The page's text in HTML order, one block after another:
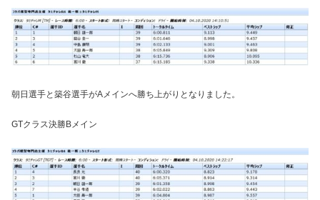
朝日選手と築谷選手がAメインへ勝ち上がりとなりました。
GTクラス決勝Bメイン